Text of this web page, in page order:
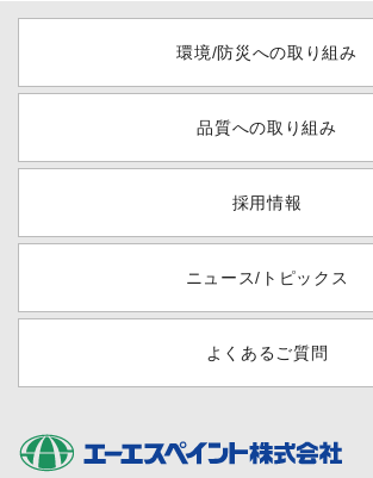
環境/防災への取り組み
品質への取り組み
採用情報
ニュース/トピックス
よくあるご質問